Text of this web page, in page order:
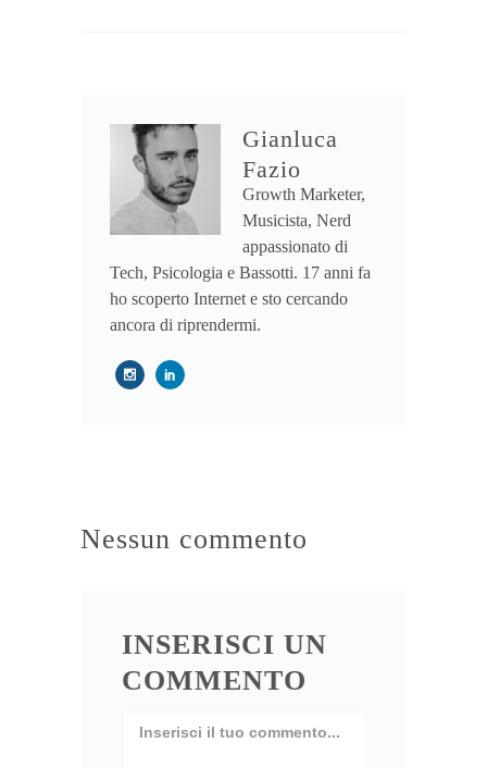
Gianluca
Fazio
Growth Marketer,
Musicista, Nerd
appassionato di
Tech, Psicologia e Bassotti. 17 anni fa
ho scoperto Internet e sto cercando
ancora di riprendermi.
Nessun commento
INSERISCI UN
COMMENTO